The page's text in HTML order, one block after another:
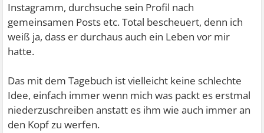
Instagramm, durchsuche sein Profil nach
gemeinsamen Posts etc. Total bescheuert, denn ich
weiß ja, dass er durchaus auch ein Leben vor mir
hatte.
Das mit dem Tagebuch ist vielleicht keine schlechte
Idee, einfach immer wenn mich was packt es erstmal
niederzuschreiben anstatt es ihm wie auch immer an
den Kopf zu werfen.